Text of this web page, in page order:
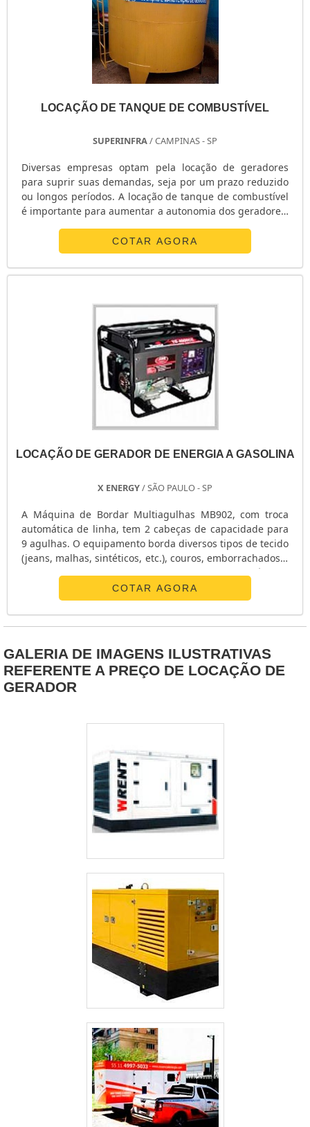
LOCAÇÃO DE TANQUE DE COMBUSTÍVEL
SUPERINFRA/ CAMPINAS - SP
Diversas empresas optam pela locação de geradores
para suprir suas demandas, seja por um prazo reduzido
ou longos períodos. A locação de tanque de combustível
é importante para aumentar a autonomia dos geradores,
sendo um elemento bastante recomendado para a
segurança da operação. Os geradores trabalham com o
fornecimento de energia para alimentação contínua,
emergencial, paradas para manutenção, horário de
COTAR AGORA
LOCAÇÃO DE GERADOR DE ENERGIA A GASOLINA
X ENERGY/ SÃO PAULO - SP
A Máquina de Bordar Multiagulhas MB902, com troca
automática de linha, tem 2 cabeças de capacidade para
9 agulhas. O equipamento borda diversos tipos de tecido
(jeans, malhas, sintéticos, etc.), couros, emborrachados e
de Bordar Multiagulhas MB902 permite a transferência
de bordados por Pendrive, um sistema de corte
automático de linha que reduz o tempo gasto com
limpeza e acabamento, além...
Você também pode se interessar porAluguel de
geradores para eventos, só aqui no Soluções Industriais
você descobre os melhores distribuidores..
COTAR AGORA
GALERIA DE IMAGENS ILUSTRATIVAS
REFERENTE A PREÇO DE LOCAÇÃO DE
GERADOR